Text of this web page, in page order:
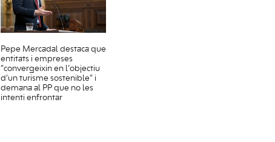
Pepe Mercadal destaca que
entitats i empreses
“convergeixin en l’objectiu
d’un turisme sostenible” i
demana al PP que no les
intenti enfrontar